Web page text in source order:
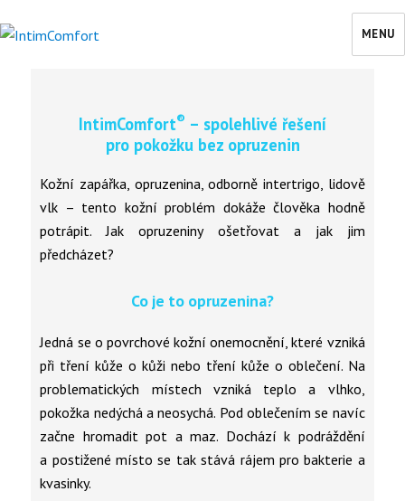
MENU
IntimComfort® – spolehlivé řešení
pro pokožku bez opruzenin
Kožní zapářka, opruzenina, odborně intertrigo, lidově
vlk – tento kožní problém dokáže člověka hodně
potrápit. Jak opruzeniny ošetřovat a jak jim
předcházet?
Co je to opruzenina?
Jedná se o povrchové kožní onemocnění, které vzniká
při tření kůže o kůži nebo tření kůže o oblečení. Na
problematických místech vzniká teplo a vlhko,
pokožka nedýchá a neosychá. Pod oblečením se navíc
začne hromadit pot a maz. Dochází k podráždění
a postižené místo se tak stává rájem pro bakterie a
kvasinky.